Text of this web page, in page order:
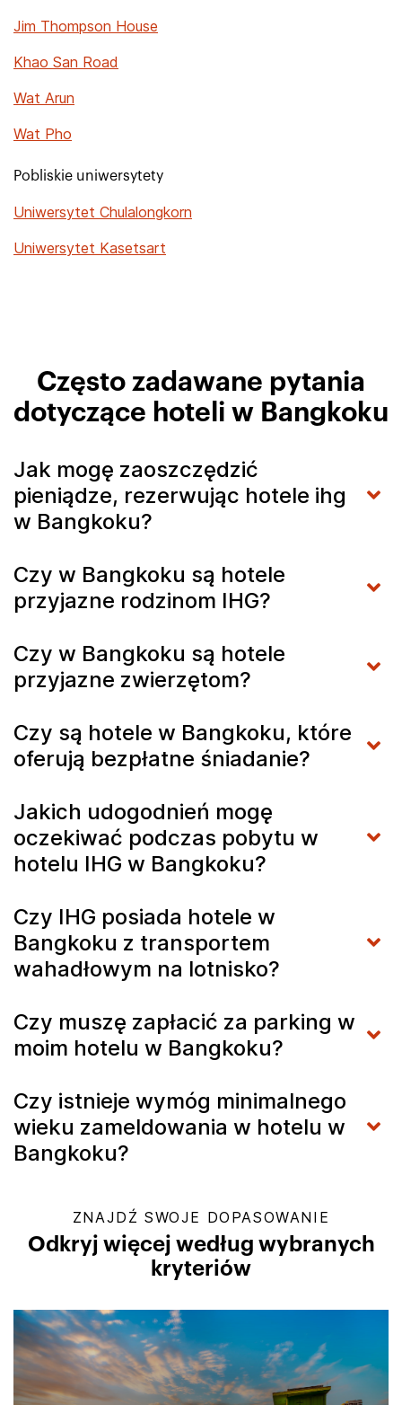
Jim Thompson House
Khao San Road
Wat Arun
Wat Pho
Pobliskie uniwersytety
Uniwersytet Chulalongkorn
Uniwersytet Kasetsart
Często zadawane pytania
dotyczące hoteli w Bangkoku
Jak mogę zaoszczędzić
pieniądze, rezerwując hotele ihg
w Bangkoku?
Czy w Bangkoku są hotele
przyjazne rodzinom IHG?
Czy w Bangkoku są hotele
przyjazne zwierzętom?
Czy są hotele w Bangkoku, które
oferują bezpłatne śniadanie?
Jakich udogodnień mogę
oczekiwać podczas pobytu w
hotelu IHG w Bangkoku?
Czy IHG posiada hotele w
Bangkoku z transportem
wahadłowym na lotnisko?
Czy muszę zapłacić za parking w
moim hotelu w Bangkoku?
Czy istnieje wymóg minimalnego
wieku zameldowania w hotelu w
Bangkoku?
ZNAJDŹ SWOJE DOPASOWANIE
Odkryj więcej według wybranych
kryteriów